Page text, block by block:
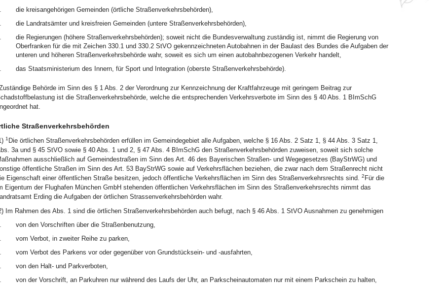
die kreisangehörigen Gemeinden (örtliche Straßenverkehrsbehörden),
die Landratsämter und kreisfreien Gemeinden (untere Straßenverkehrsbehörden),
die Regierungen (höhere Straßenverkehrsbehörden); soweit nicht die Bundesverwaltung zuständig ist, nimmt die Regierung von
Oberfranken für die mit Zeichen 330.1 und 330.2 StVO gekennzeichneten Autobahnen in der Baulast des Bundes die Aufgaben der
unteren und höheren Straßenverkehrsbehörde wahr, soweit es sich um einen autobahnbezogenen Verkehr handelt,
das Staatsministerium des Innern, für Sport und Integration (oberste Straßenverkehrsbehörde).
Behörde im Sinn des § 1 Abs. 2 der Verordnung zur Kennzeichnung der Kraftfahrzeuge mit geringem Beitrag zur
ist die Straßenverkehrsbehörde, welche die entsprechenden Verkehrsverbote im Sinn des § 40 Abs. 1 BImSchG
hat.
Straßenverkehrsbehörden
1 Die örtlichen Straßenverkehrsbehörden erfüllen im Gemeindegebiet alle Aufgaben, welche § 16 Abs. 2 Satz 1, § 44 Abs. 3 Satz 1,
3a und § 45 StVO sowie § 40 Abs. 1 und 2, § 47 Abs. 4 BImSchG den Straßenverkehrsbehörden zuweisen, soweit sich solche
ausschließlich auf Gemeindestraßen im Sinn des Art. 46 des Bayerischen Straßen- und Wegegesetzes (BayStrWG) und
öffentliche Straßen im Sinn des Art. 53 BayStrWG sowie auf Verkehrsflächen beziehen, die zwar nach dem Straßenrecht nicht
Eigenschaft einer öffentlichen Straße besitzen, jedoch öffentliche Verkehrsflächen im Sinn des Straßenverkehrsrechts sind. 2 Für die
Eigentum der Flughafen München GmbH stehenden öffentlichen Verkehrsflächen im Sinn des Straßenverkehrsrechts nimmt das
Erding die Aufgaben der örtlichen Strassenverkehrsbehörden wahr.
Im Rahmen des Abs. 1 sind die örtlichen Straßenverkehrsbehörden auch befugt, nach § 46 Abs. 1 StVO Ausnahmen zu genehmigen
von den Vorschriften über die Straßenbenutzung,
vom Verbot, in zweiter Reihe zu parken,
vom Verbot des Parkens vor oder gegenüber von Grundstücksein- und -ausfahrten,
von den Halt- und Parkverboten,
von der Vorschrift, an Parkuhren nur während des Laufs der Uhr, an Parkscheinautomaten nur mit einem Parkschein zu halten,